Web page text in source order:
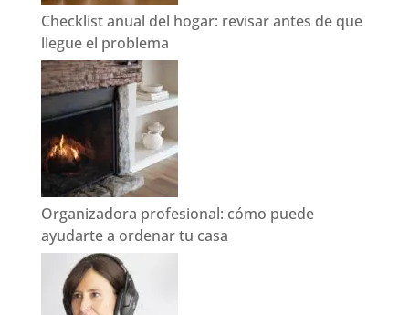
Checklist anual del hogar: revisar antes de que
llegue el problema
Organizadora profesional: cómo puede
ayudarte a ordenar tu casa